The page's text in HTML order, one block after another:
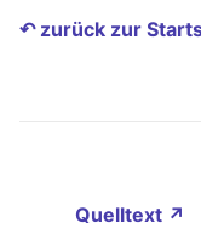
↶ zurück zur
Quelltext ↗